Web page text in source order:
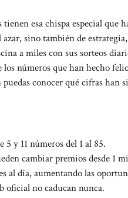
esa chispa especial que
sino también de
a miles con sus sorteos
números que han hecho
conocer qué cifras han
y 11 números del 1 al 85.
cambiar premios desde 1
al día, aumentando las
oficial no caducan nunca.